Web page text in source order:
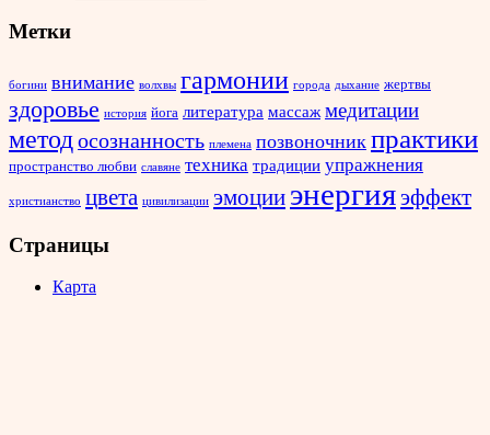
Метки
богини внимание волхвы гармонии города дыхание жертвы
здоровье история йога литература массаж медитации
методосознанность племена позвоночник практики
пространство любви славяне техника традиции упражнения
христианство цвета цивилизации эмоции энергияэффект
Страницы
Карта